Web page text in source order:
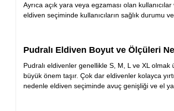
Ayrıca açık yara veya egzaması olan
eldiven seçiminde kullanıcıların sağlık durumu
Pudralı Eldiven Boyut ve Ölçüleri
Pudralı eldivenler genellikle S, M, L ve XL
büyük önem taşır. Çok dar eldivenler kolayca
nedenle eldiven seçiminde avuç genişliği ve el